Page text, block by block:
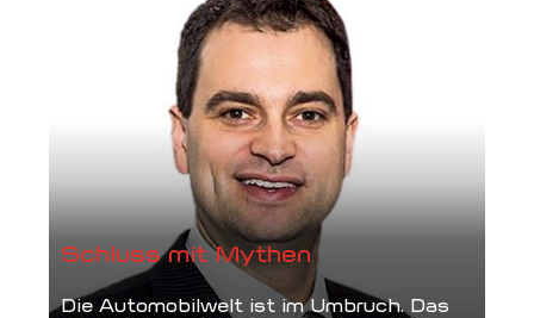
Schluss mit Mythen
Die Automobilwelt ist im Umbruch. Das